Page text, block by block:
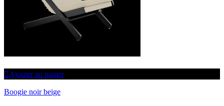
Ajouter au panier
Boogie noir beige